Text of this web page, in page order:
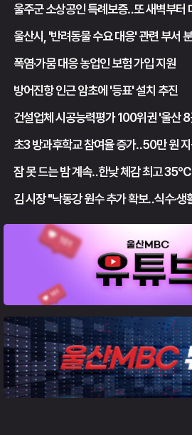
울주군 소상공인 특례보증‥또 새벽부터
울산시, '반려동물 수요 대응' 관련 부서
폭염·가뭄 대응 농업인 보험 가입 지원
방어진항 인근 암초에 '등표' 설치 추진
건설업체 시공능력평가 100위권 '울산
초3 방과후학교 참여율 증가‥50만 원
잠 못 드는 밤 계속‥한낮 체감 최고 35℃
김 시장 "낙동강 원수 추가 확보‥식수·생